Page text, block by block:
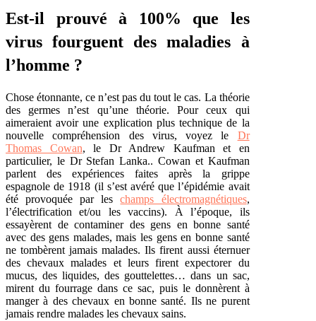
Est-il prouvé à 100% que les
virus fourguent des maladies à
l’homme ?
Chose étonnante, ce n’est pas du tout le cas. La théorie
des germes n’est qu’une théorie. Pour ceux qui
aimeraient avoir une explication plus technique de la
nouvelle compréhension des virus, voyez le Dr
Thomas Cowan, le Dr Andrew Kaufman et en
particulier, le Dr Stefan Lanka.. Cowan et Kaufman
parlent des expériences faites après la grippe
espagnole de 1918 (il s’est avéré que l’épidémie avait
été provoquée par leschamps électromagnétiques,
l’électrification et/ou les vaccins). À l’époque, ils
essayèrent de contaminer des gens en bonne santé
avec des gens malades, mais les gens en bonne santé
ne tombèrent jamais malades. Ils firent aussi éternuer
des chevaux malades et leurs firent expectorer du
mucus, des liquides, des gouttelettes… dans un sac,
mirent du fourrage dans ce sac, puis le donnèrent à
manger à des chevaux en bonne santé. Ils ne purent
jamais rendre malades les chevaux sains.